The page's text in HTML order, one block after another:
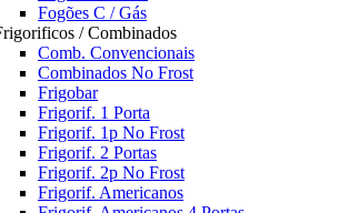
Fogões C / Gás
/ Combinados
Comb. Convencionais
Combinados No Frost
Frigobar
Frigorif. 1 Porta
Frigorif. 1p No Frost
Frigorif. 2 Portas
Frigorif. 2p No Frost
Frigorif. Americanos